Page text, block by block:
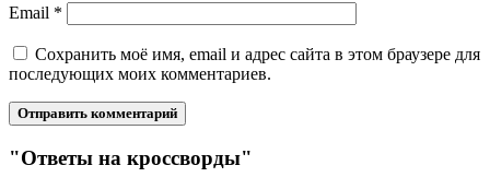
Email *
Сохранить моё имя, email и адрес сайта в этом браузере для
последующих моих комментариев.
"Ответы на кроссворды"